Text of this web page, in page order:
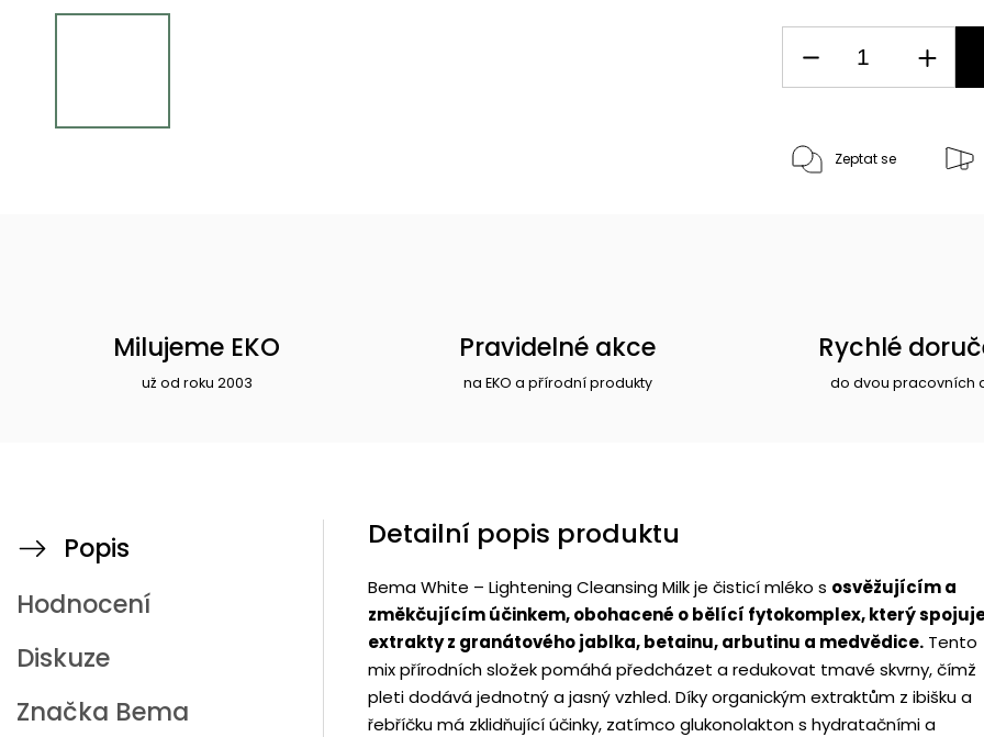
Zeptat se
Milujeme EKO
už od roku 2003
Pravidelné akce
na EKO a přírodní produkty
Rychlé
do dvou pracovních
Popis
Hodnocení
Diskuze
Značka Bema
Detailní popis produktu
Bema White – Lightening Cleansing Milk je čisticí mléko s osvěžujícím a
změkčujícím účinkem, obohacené o bělící fytokomplex, který
extrakty z granátového jablka, betainu, arbutinu a medvědice. Tento
mix přírodních složek pomáhá předcházet a redukovat tmavé skvrny, čímž
pleti dodává jednotný a jasný vzhled. Díky organickým extraktům z ibišku a
řebříčku má zklidňující účinky, zatímco glukonolakton s hydratačními a